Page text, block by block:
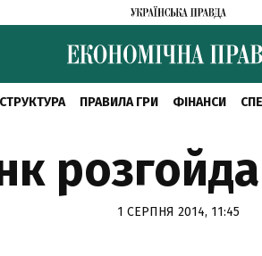
ПРАВИЛА ГРИ ФІНАНСИ
1 СЕРПНЯ 2014, 11:45